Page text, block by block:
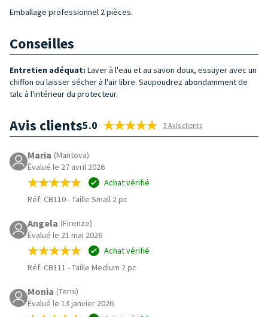
Emballage professionnel 2 pièces.
Conseilles
Entretien adéquat: Laver à l'eau et au savon doux, essuyer avec un
chiffon ou laisser sécher à l'air libre. Saupoudrez abondamment de
talc à l'intérieur du protecteur.
Avis clients5.0 3 Avis clients
Maria (Mantova)
Évalué le 27 avril 2026
Achat vérifié
Réf: CB110-Taille Small 2 pc
Angela (Firenze)
Évalué le 21 mai 2026
Achat vérifié
Réf: CB111 -Taille Medium 2 pc
Monia (Terni)
Évalué le 13 janvier 2026